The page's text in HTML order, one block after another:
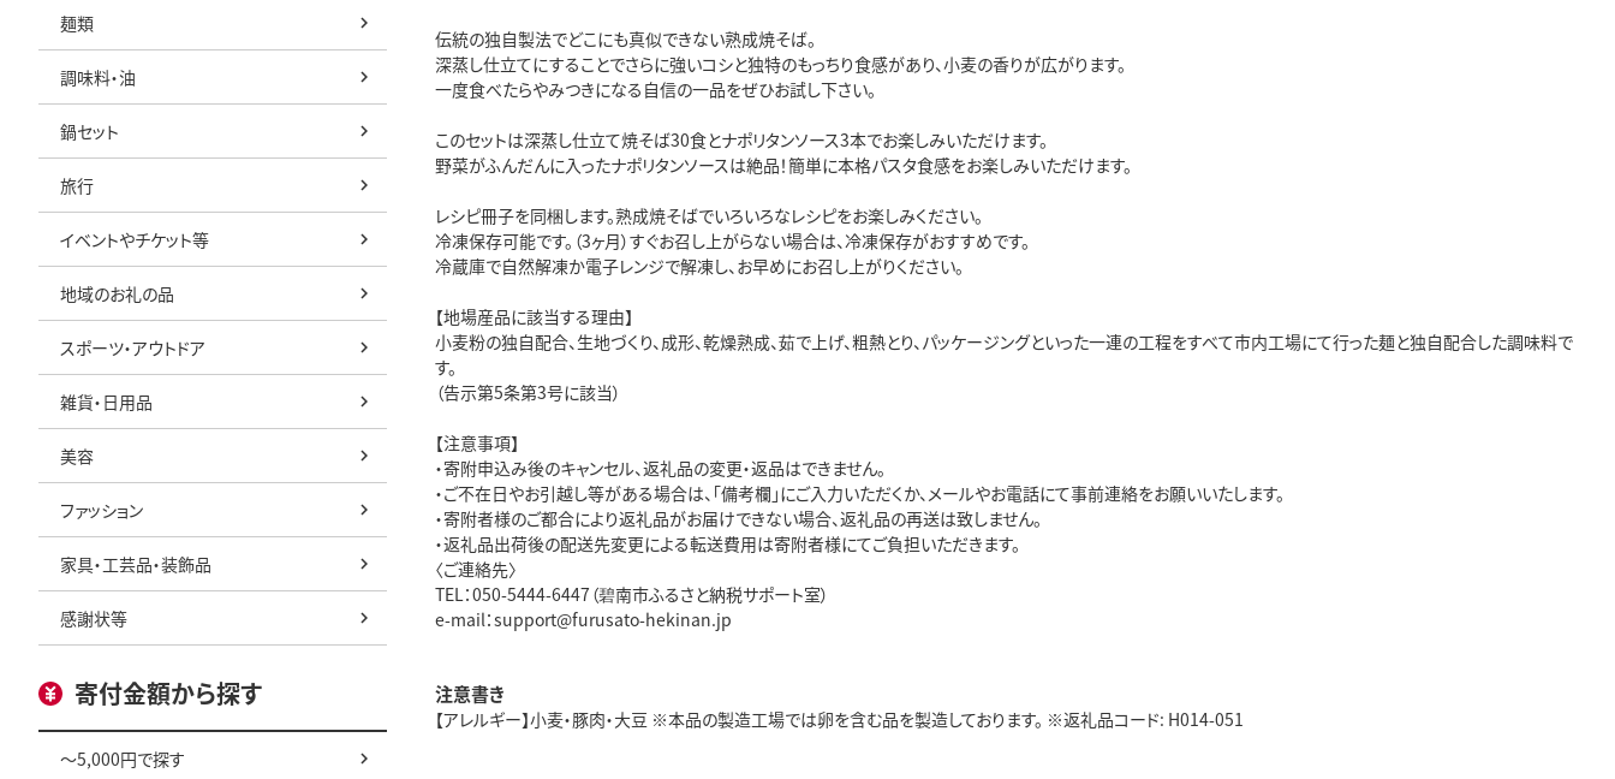
麺類
調味料・油
鍋セット
旅行
イベントやチケット等
地域のお礼の品
スポーツ・アウトドア
雑貨・日用品
美容
ファッション
家具・工芸品・装飾品
感謝状等
寄付金額から探す
～5,000円で探す
伝統の独自製法でどこにも真似できない熟成焼そば。
深蒸し仕立てにすることでさらに強いコシと独特のもっちり食感があり、小麦の香りが広がります。
一度食べたらやみつきになる自信の一品をぜひお試し下さい。
このセットは深蒸し仕立て焼そば30食とナポリタンソース3本でお楽しみいただけます。
野菜がふんだんに入ったナポリタンソースは絶品！簡単に本格パスタ食感をお楽しみいただけます。
レシピ冊子を同梱します。熟成焼そばでいろいろなレシピをお楽しみください。
冷凍保存可能です。（3ヶ月）すぐお召し上がらない場合は、冷凍保存がおすすめです。
冷蔵庫で自然解凍か電子レンジで解凍し、お早めにお召し上がりください。
【地場産品に該当する理由】
小麦粉の独自配合、生地づくり、成形、乾燥熟成、茹で上げ、粗熱とり、パッケージングといった一連の工程をすべて市内工場にて行った麺と独自配合した調味料で
す。
（告示第5条第3号に該当）
【注意事項】
・寄附申込み後のキャンセル、返礼品の変更・返品はできません。
・ご不在日やお引越し等がある場合は、「備考欄」にご入力いただくか、メールやお電話にて事前連絡をお願いいたします。
・寄附者様のご都合により返礼品がお届けできない場合、返礼品の再送は致しません。
・返礼品出荷後の配送先変更による転送費用は寄附者様にてご負担いただきます。
〈ご連絡先〉
TEL：050-5444-6447（碧南市ふるさと納税サポート室）
e-mail：support@furusato-hekinan.jp
注意書き
【アレルギー】小麦・豚肉・大豆 ※本品の製造工場では卵を含む品を製造しております。 ※返礼品コード: H014-051